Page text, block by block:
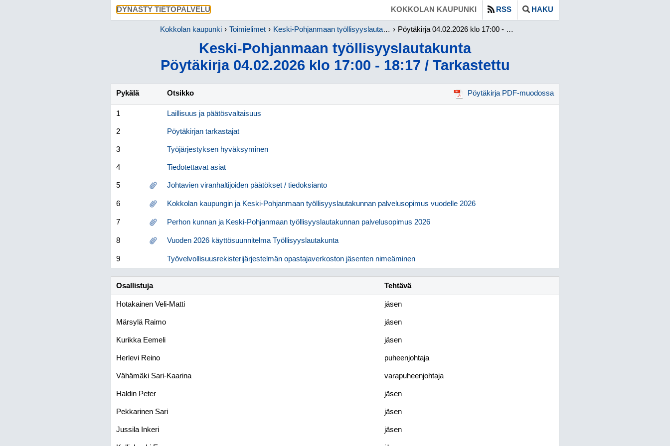
DYNASTY TIETOPALVELU SIIRRY SUORAAN PÄÄSISÄLTÖÖNKOKKOLAN KAUPUNKI RSS HAKU
Kokkolan kaupunki Toimielimet Keski-Pohjanmaan työllisyyslautakunta Pöytäkirja 04.02.2026 klo 17:00 - 18:17 / Tarkastettu
Keski-Pohjanmaan työllisyyslautakunta
Pöytäkirja 04.02.2026 klo 17:00 - 18:17 / Tarkastettu
Pykälä Otsikko Pöytäkirja PDF-muodossa
1 Laillisuus ja päätösvaltaisuus
2 Pöytäkirjan tarkastajat
3 Työjärjestyksen hyväksyminen
4 Tiedotettavat asiat
5 Johtavien viranhaltijoiden päätökset / tiedoksianto
6 Kokkolan kaupungin ja Keski-Pohjanmaan työllisyyslautakunnan palvelusopimus vuodelle 2026
7 Perhon kunnan ja Keski-Pohjanmaan työllisyyslautakunnan palvelusopimus 2026
8 Vuoden 2026 käyttösuunnitelma Työllisyyslautakunta
9 Työvelvollisuusrekisterijärjestelmän opastajaverkoston jäsenten nimeäminen
Osallistuja Tehtävä
Hotakainen Veli-Matti jäsen
Märsylä Raimo jäsen
Kurikka Eemeli jäsen
Herlevi Reino puheenjohtaja
Vähämäki Sari-Kaarina varapuheenjohtaja
Haldin Peter jäsen
Pekkarinen Sari jäsen
Jussila Inkeri jäsen